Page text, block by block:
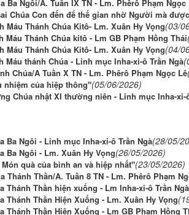
Ba Ngôi/A. Tuần IX TN - Lm. Phêrô Phạm Ngọc
Chúa Con đến để thế gian nhờ Người mà
Máu Thánh Chúa Kitô- Lm. Xuân Hy Vọng(03/
Máu Thánh Chúa kitô - Lm GB Phạm Hồng Thái
Máu Thánh Chúa Kitô- Lm. Xuân Hy Vọng(04/
Máu thánh Chúa - Linh mục Inha-xi-ô Trần Ngà
Chúa/A Tuần X TN - Lm. Phêrô Phạm Ngọc Lê
nhiệm của hiệp thông"(05/06/2026)
Chúa nhật XI thường niên - Linh mục Inha-xi-
Ba Ngôi - Linh mục Inha-xi-ô Trần Ngà(28/05/
Ba Ngôi - Lm. Xuân Hy Vọng(26/05/2026)
quà của bình an và hiệp nhất"(23/05/2026)
Thánh Thần/A. Tuần 8 TN - Lm. Phêrô Phạm
Thánh Thần hiện xuống - Lm Inha-xi-ô Trần Ngà
Thánh Thần Hiện Xuống - Lm. Xuân Hy Vọng
Thánh Thần Hiện Xuống - Lm GB Phạm Hồng